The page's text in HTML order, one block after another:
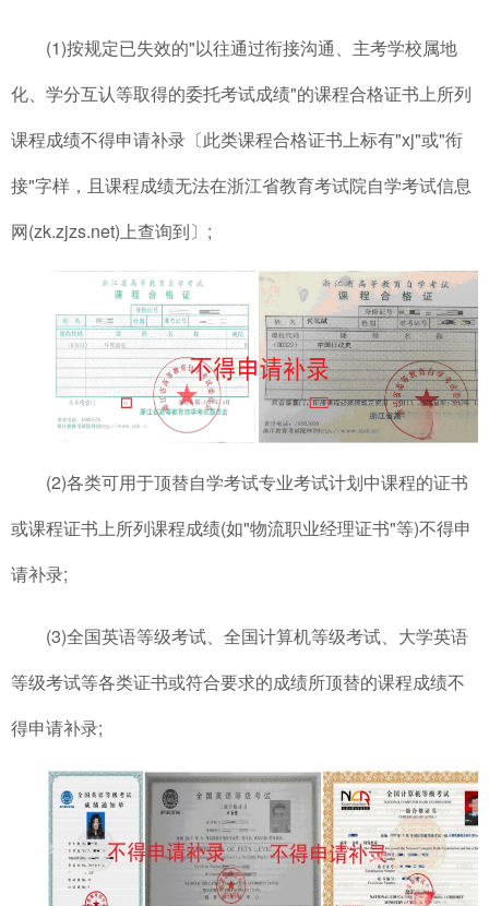
(1)按规定已失效的"以往通过衔接沟通、主考学校属地
化、学分互认等取得的委托考试成绩"的课程合格证书上所列
课程成绩不得申请补录〔此类课程合格证书上标有"xj"或"衔
接"字样，且课程成绩无法在浙江省教育考试院自学考试信息
网(zk.zjzs.net)上查询到〕;
(2)各类可用于顶替自学考试专业考试计划中课程的证书
或课程证书上所列课程成绩(如"物流职业经理证书"等)不得申
请补录;
(3)全国英语等级考试、全国计算机等级考试、大学英语
等级考试等各类证书或符合要求的成绩所顶替的课程成绩不
得申请补录;